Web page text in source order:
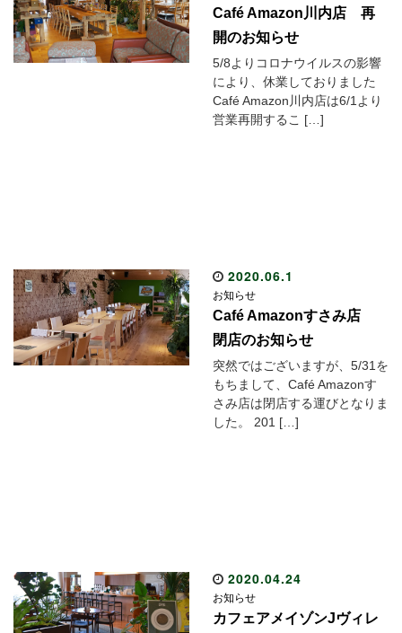
Café Amazon川内店 再
開のお知らせ
5/8よりコロナウイルスの影響
により、休業しておりました
Café Amazon川内店は6/1より
営業再開するこ […]
2020.06.1
お知らせ
Café Amazonすさみ店
閉店のお知らせ
突然ではございますが、5/31を
もちまして、Café Amazonす
さみ店は閉店する運びとなりま
した。 201 […]
2020.04.24
お知らせ
カフェアメイゾンJヴィレ